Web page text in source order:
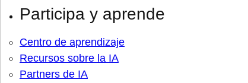
Participa y aprende
Centro de aprendizaje
Recursos sobre la IA
Partners de IA